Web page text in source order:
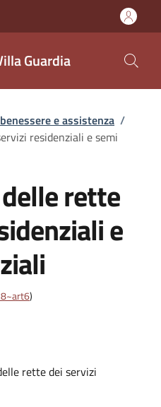
Guardia
e assistenza /
residenziali e semi
rette
e
)
rette dei servizi